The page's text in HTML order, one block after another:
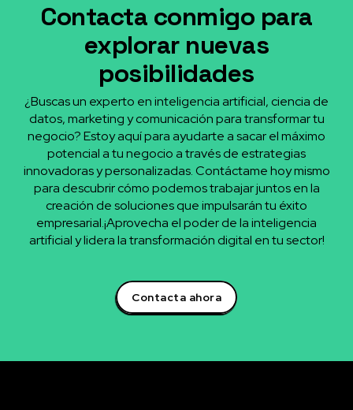
Contacta conmigo para
explorar nuevas
posibilidades
¿Buscas un experto en inteligencia artificial, ciencia de
datos, marketing y comunicación para transformar tu
negocio? Estoy aquí para ayudarte a sacar el máximo
potencial a tu negocio a través de estrategias
innovadoras y personalizadas. Contáctame hoy mismo
para descubrir cómo podemos trabajar juntos en la
creación de soluciones que impulsarán tu éxito
empresarial.¡Aprovecha el poder de la inteligencia
artificial y lidera la transformación digital en tu sector!
Contacta ahora